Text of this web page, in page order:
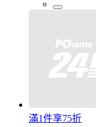
滿1件享75折